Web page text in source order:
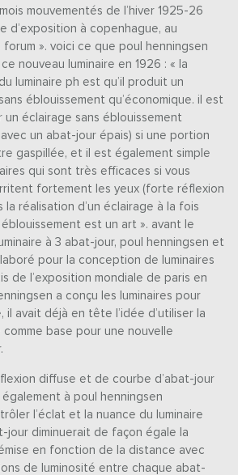
mouvementés de l’hiver 1925-26
d’exposition à copenhague, au
forum ». voici ce que poul henningsen
nouveau luminaire en 1926 : « la
luminaire ph est qu’il produit un
éblouissement qu’économique. il est
éclairage sans éblouissement
un abat-jour épais) si une portion
gaspillée, et il est également simple
qui sont très efficaces si vous
fortement les yeux (forte réflexion
la réalisation d’un éclairage à la fois
est un art ». avant le
à 3 abat-jour, poul henningsen et
pour la conception de luminaires
de l’exposition mondiale de paris en
a conçu les luminaires pour
il avait déjà en tête l’idée d’utiliser la
base pour une nouvelle
diffuse et de courbe d’abat-jour
à poul henningsen
l’éclat et la nuance du luminaire
jour diminuerait de façon égale la
en fonction de la distance avec
de luminosité entre chaque abat-